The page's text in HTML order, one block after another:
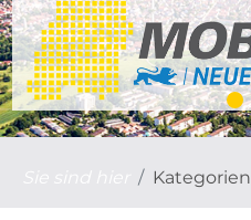
Kategorien